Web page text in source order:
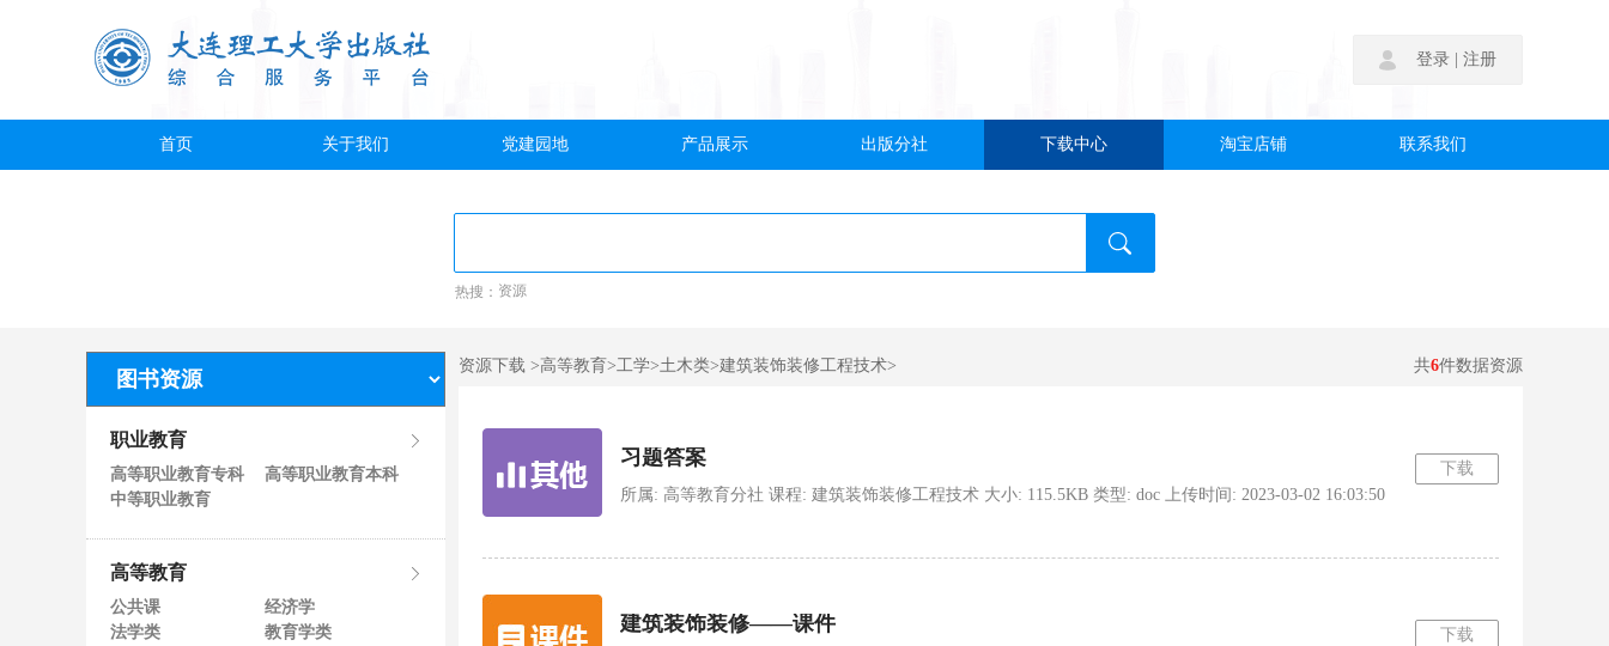
登录 注册
首页 关于我们 党建园地 产品展示 出版分社 下载中心 淘宝店铺 联系我们
热搜： 资源
职业教育
高等职业教育专科
高等职业教育本科
中等职业教育
高等教育
公共课
经济学
法学类
教育学类
资源下载 >高等教育>工学>土木类>建筑装饰装修工程技术> 共6件数据资源
习题答案
所属: 高等教育分社 课程: 建筑装饰装修工程技术 大小: 115.5KB 类型: doc 上传时间: 2023-03-02 16:03:50
下载
建筑装饰装修——课件
下载